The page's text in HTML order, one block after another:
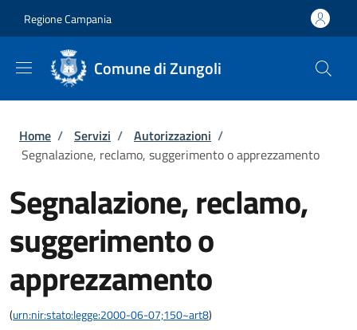
Regione Campania
Comune di Zungoli
Briciole di pane
Home / Servizi / Autorizzazioni /
Segnalazione, reclamo, suggerimento o apprezzamento
Segnalazione, reclamo,
suggerimento o
apprezzamento
(urn:nir:stato:legge:2000-06-07;150~art8)